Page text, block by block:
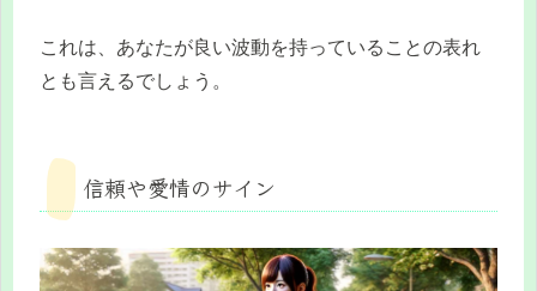
これは、あなたが良い波動を持っていることの表れ
とも言えるでしょう。
信頼や愛情のサイン